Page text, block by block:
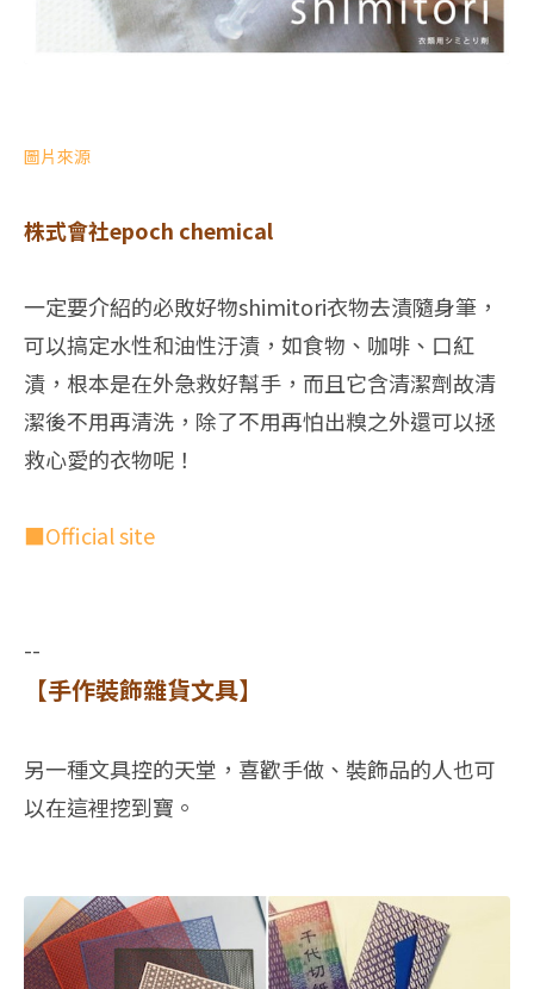
圖片來源
株式會社epoch chemical
一定要介紹的必敗好物shimitori衣物去漬隨身筆，
可以搞定水性和油性汙漬，如食物、咖啡、口紅
漬，根本是在外急救好幫手，而且它含清潔劑故清
潔後不用再清洗，除了不用再怕出糗之外還可以拯
救心愛的衣物呢！
■Official site
--
【手作裝飾雜貨文具】
另一種文具控的天堂，喜歡手做、裝飾品的人也可
以在這裡挖到寶。